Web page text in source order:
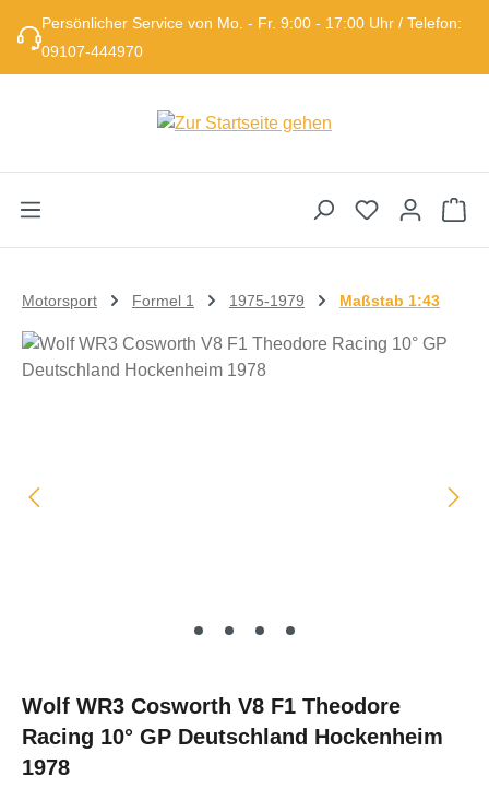
Zum Hauptinhalt springen
Persönlicher Service von Mo. - Fr. 9:00 - 17:00 Uhr / Telefon:
09107-444970
Motorsport Formel 1 1975-1979 Maßstab 1:43
Bildergalerie überspringen
Wolf WR3 Cosworth V8 F1 Theodore
Racing 10° GP Deutschland Hockenheim
1978